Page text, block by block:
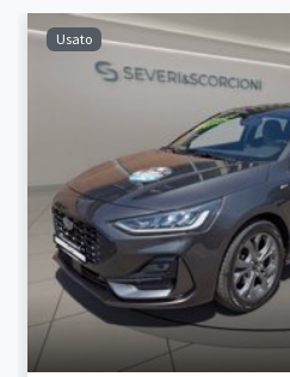
Usato